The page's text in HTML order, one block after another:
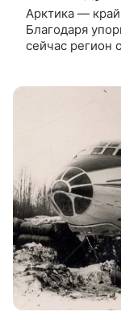
Арктика —
Благодаря
сейчас регион